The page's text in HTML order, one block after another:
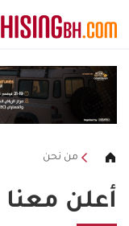
من نحن
أعلن معنا